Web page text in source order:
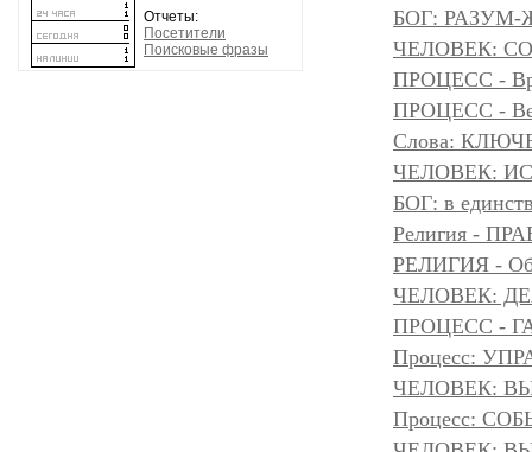
Отчеты:
Посетители
Поисковые фразы
БОГ:
ЧЕЛОВЕК:
ПРОЦЕСС -
ПРОЦЕСС -
Слова:
ЧЕЛОВЕК:
БОГ: в
Религия -
РЕЛИГИЯ -
ЧЕЛОВЕК:
ПРОЦЕСС -
Процесс:
ЧЕЛОВЕК:
Процесс: